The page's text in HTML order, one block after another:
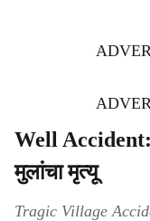
Well Accident:
मुलांचा मृत्यू
Tragic Village